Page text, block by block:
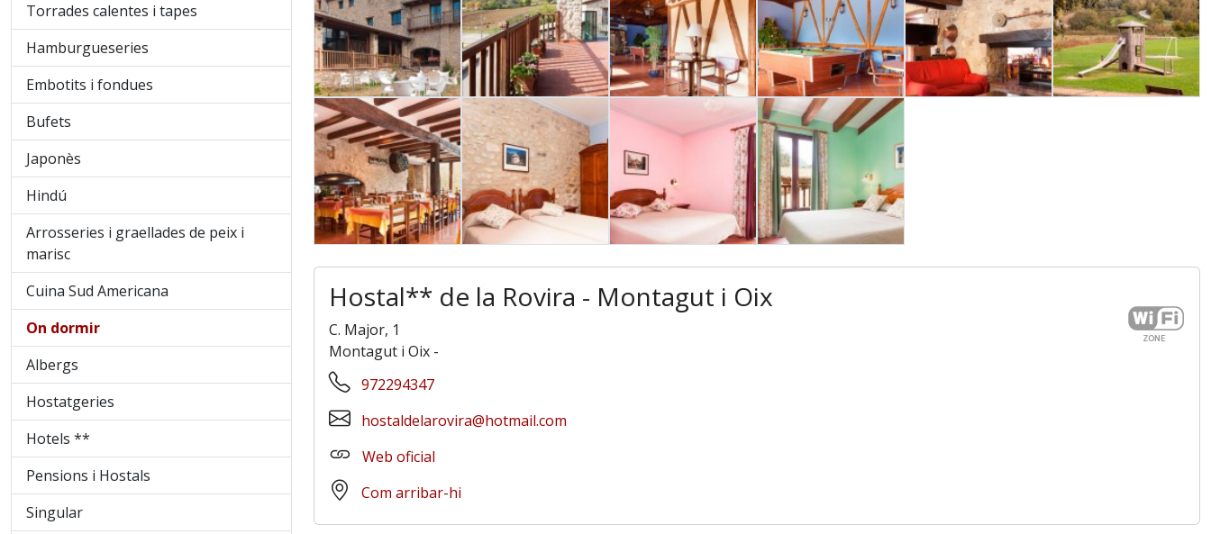
Torrades calentes i tapes
Hamburgueseries
Embotits i fondues
Bufets
Japonès
Hindú
Arrosseries i graellades de peix i
marisc
Cuina Sud Americana
On dormir
Albergs
Hostatgeries
Hotels **
Pensions i Hostals
Singular
Hostal** de la Rovira - Montagut i Oix
C. Major, 1
Montagut i Oix -
972294347
hostaldelarovira@hotmail.com
Web oficial
Com arribar-hi